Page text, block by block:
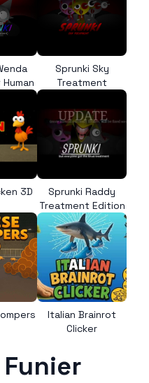
Sprunki Sky
Treatment
3D
Sprunki Raddy
Treatment Edition
Italian Brainrot
Clicker